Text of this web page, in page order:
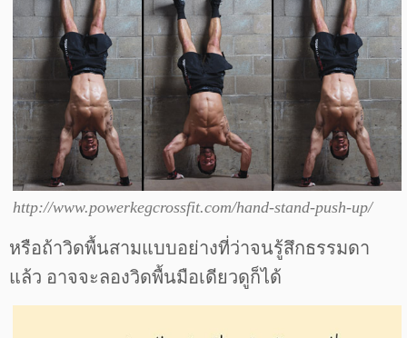
http://www.powerkegcrossfit.com/hand-stand-push-up/
หรือถ้าวิดพื้นสามแบบอย่างที่ว่าจนรู้สึกธรรมดา
แล้ว อาจจะลองวิดพื้นมือเดียวดูก็ได้